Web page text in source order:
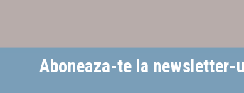
Aboneaza-te la newsletter-